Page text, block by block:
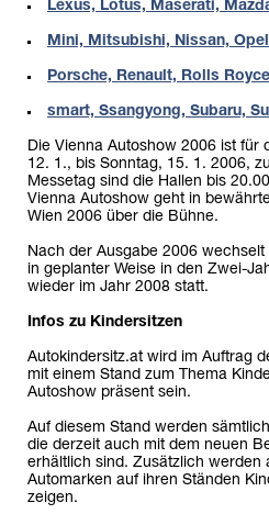
Lexus, Lotus, Maserati,
Mini, Mitsubishi, Nissan, Opel
Porsche, Renault, Rolls
smart, Ssangyong, Subaru,
Die Vienna Autoshow 2006 ist für
12. 1., bis Sonntag, 15. 1. 2006,
Messetag sind die Hallen bis
Vienna Autoshow geht in
Wien 2006 über die Bühne.
Nach der Ausgabe 2006
in geplanter Weise in den Zwei-
wieder im Jahr 2008 statt.
Infos zu Kindersitzen
Autokindersitz.at wird im Auftrag
mit einem Stand zum Thema
Autoshow präsent sein.
Auf diesem Stand werden
die derzeit auch mit dem neuen
erhältlich sind. Zusätzlich werden
Automarken auf ihren Ständen
zeigen.